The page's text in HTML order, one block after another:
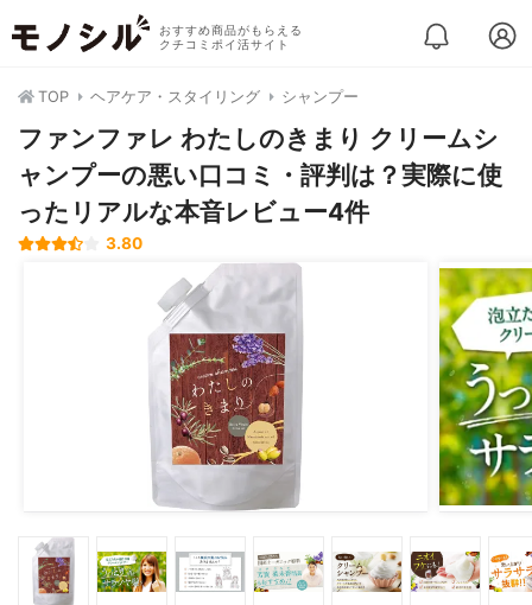
おすすめ商品がもらえる
クチコミポイ活サイト
TOP ヘアケア・スタイリング シャンプー
ファンファレ わたしのきまり クリームシ
ャンプーの悪い口コミ・評判は？実際に使
ったリアルな本音レビュー4件
3.80